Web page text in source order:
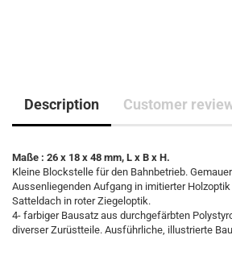
Description Customer
Maße : 26 x 18 x 48 mm, L x B x H.
Kleine Blockstelle für den Bahnbetrieb.
Aussenliegenden Aufgang in imitierter
Satteldach in roter Ziegeloptik.
4- farbiger Bausatz aus durchgefärbten
diverser Zurüstteile. Ausführliche, illustrierte